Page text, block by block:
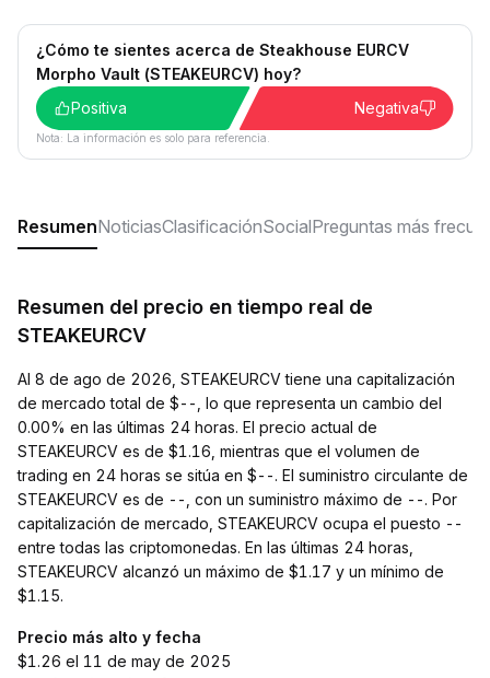
¿Cómo te sientes acerca de Steakhouse EURCV
Morpho Vault (STEAKEURCV) hoy?
Positiva
Negativa
Nota: La información es solo para referencia.
ResumenNoticiasClasificaciónSocialPreguntas más
Resumen del precio en tiempo real de
STEAKEURCV
Al 8 de ago de 2026, STEAKEURCV tiene una capitalización
de mercado total de $--, lo que representa un cambio del
0.00% en las últimas 24 horas. El precio actual de
STEAKEURCV es de $1.16, mientras que el volumen de
trading en 24 horas se sitúa en $--. El suministro circulante de
STEAKEURCV es de --, con un suministro máximo de --. Por
capitalización de mercado, STEAKEURCV ocupa el puesto --
entre todas las criptomonedas. En las últimas 24 horas,
STEAKEURCV alcanzó un máximo de $1.17 y un mínimo de
$1.15.
Precio más alto y fecha
$1.26 el 11 de may de 2025